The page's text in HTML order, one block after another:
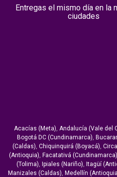
Entregas el mismo día en la
ciudades
Acacías (Meta), Andalucía (Vale del
Bogotá DC (Cundinamarca),
(Caldas), Chiquinquirá (Boyacá),
(Antioquia), Facatativá (Cundinamarca)
(Tolima), Ipiales (Nariño), Itagüí
Manizales (Caldas), Medellín